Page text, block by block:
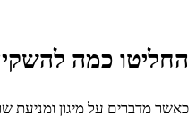
החליטו כמה
כאשר מדברים על מיגון ומניעת